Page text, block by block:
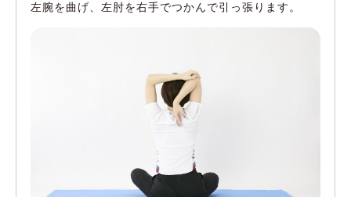
左腕を曲げ、左肘を右手でつかんで引っ張ります。